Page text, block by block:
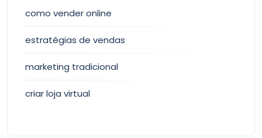
como vender online
estratégias de vendas
marketing tradicional
criar loja virtual